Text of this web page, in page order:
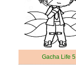
Gacha Life 5